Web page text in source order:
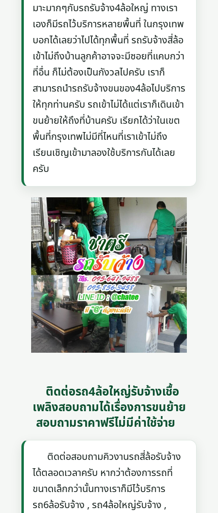
มาะมากๆกับรถรับจ้าง4ล้อใหญ่ ทางเรา
เองก็มีรถไว้บริการหลายพื้นที่ ในกรุงเทพ
บอกได้เลยว่าไปได้ทุกพื้นที่ รถรับจ้างสี่ล้อ
เข้าไม่ถึงบ้านลูกค้าอาจจะมีซอยที่แคบกว่า
ที่อื่น ก็ไม่ต้องเป็นกังวลไปครับ เราก็
สามารถนำรถรับจ้างขนของ4ล้อไปบริการ
ให้ทุกท่านครับ รถเข้าไม่ได้แต่เราก็เดินเข้า
ขนย้ายให้ถึงที่บ้านครับ เรียกได้ว่าในเขต
พื้นที่กรุงเทพไม่มีที่ไหนที่เราเข้าไม่ถึง
เรียนเชิญเข้ามาลองใช้บริการกันได้เลย
ครับ
ติดต่อรถ4ล้อใหญ่รับจ้างเชื้อ
เพลิงสอบถามได้เรื่องการขนย้าย
สอบถามราคาฟรีไม่มีค่าใช้จ่าย
ติดต่อสอบถามคิวงานรถสี่ล้อรับจ้าง
ได้ตลอดเวลาครับ หากว่าต้องการรถที่
ขนาดเล็กกว่านั้นทางเราก็มีไว้บริการ
รถ6ล้อรับจ้าง , รถ4ล้อใหญ่รับจ้าง ,